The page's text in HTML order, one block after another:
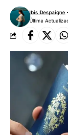
Última
Ibis Despaigne